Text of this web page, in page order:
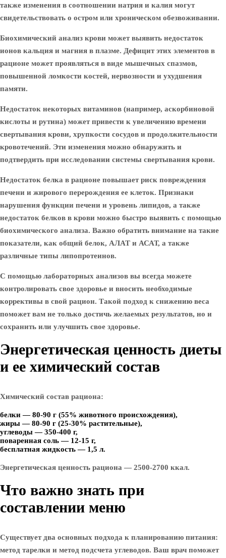
также изменения в соотношении натрия и калия могут
свидетельствовать о остром или хроническом обезвоживании.
Биохимический анализ крови может выявить недостаток
ионов кальция и магния в плазме. Дефицит этих элементов в
рационе может проявляться в виде мышечных спазмов,
повышенной ломкости костей, нервозности и ухудшения
памяти.
Недостаток некоторых витаминов (например, аскорбиновой
кислоты и рутина) может привести к увеличению времени
свертывания крови, хрупкости сосудов и продолжительности
кровотечений. Эти изменения можно обнаружить и
подтвердить при исследовании системы свертывания крови.
Недостаток белка в рационе повышает риск повреждения
печени и жирового перерождения ее клеток. Признаки
нарушения функции печени и уровень липидов, а также
недостаток белков в крови можно быстро выявить с помощью
биохимического анализа. Важно обратить внимание на такие
показатели, как общий белок, АЛАТ и АСАТ, а также
различные типы липопротеинов.
С помощью лабораторных анализов вы всегда можете
контролировать свое здоровье и вносить необходимые
коррективы в свой рацион. Такой подход к снижению веса
поможет вам не только достичь желаемых результатов, но и
сохранить или улучшить свое здоровье.
Энергетическая ценность диеты
и ее химический состав
Химический состав рациона:
белки — 80-90 г (55% животного происхождения),
жиры — 80-90 г (25-30% растительные),
углеводы — 350-400 г,
поваренная соль — 12-15 г,
бесплатная жидкость — 1,5 л.
Энергетическая ценность рациона — 2500-2700 ккал.
Что важно знать при
составлении меню
Существует два основных подхода к планированию питания:
метод тарелки и метод подсчета углеводов. Ваш врач поможет